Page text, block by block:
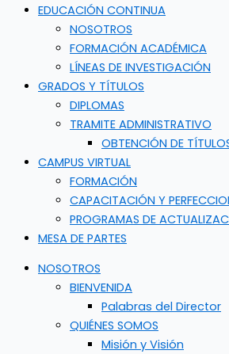
EDUCACIÓN CONTINUA
NOSOTROS
FORMACIÓN ACADÉMICA
LÍNEAS DE INVESTIGACIÓN
GRADOS Y TÍTULOS
DIPLOMAS
TRAMITE ADMINISTRATIVO
OBTENCIÓN DE
CAMPUS VIRTUAL
FORMACIÓN
CAPACITACIÓN Y
PROGRAMAS DE
MESA DE PARTES
NOSOTROS
BIENVENIDA
Palabras del Director
QUIÉNES SOMOS
Misión y Visión